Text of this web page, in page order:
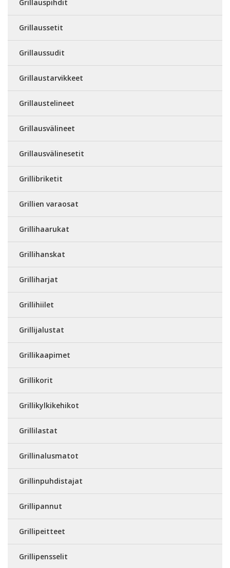
Grillauspihdit
Grillaussetit
Grillaussudit
Grillaustarvikkeet
Grillaustelineet
Grillausvälineet
Grillausvälinesetit
Grillibriketit
Grillien varaosat
Grillihaarukat
Grillihanskat
Grilliharjat
Grillihiilet
Grillijalustat
Grillikaapimet
Grillikorit
Grillikylkikehikot
Grillilastat
Grillinalusmatot
Grillinpuhdistajat
Grillipannut
Grillipeitteet
Grillipensselit